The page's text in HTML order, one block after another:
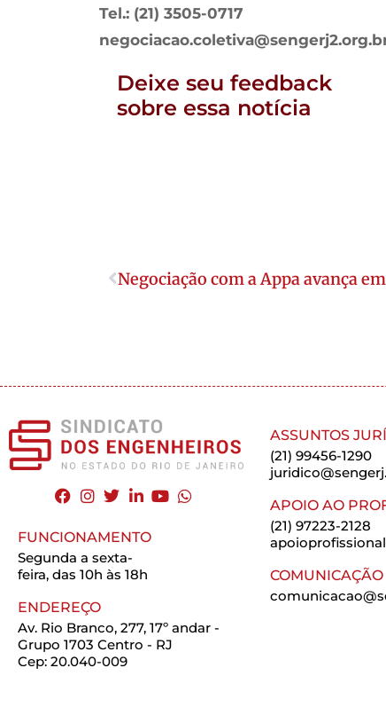
Tel.: (21) 3505-0717
Deixe seu feedback
sobre essa notícia
Negociação com a Appa avança
FUNCIONAMENTO
Segunda a sexta-
feira, das 10h às 18h
ENDEREÇO
Av. Rio Branco, 277, 17º andar -
Grupo 1703 Centro - RJ
Cep: 20.040-009
ASSUNTOS
(21) 99456-1290
APOIO AO
(21) 97223-2128
COMUNICAÇÃO